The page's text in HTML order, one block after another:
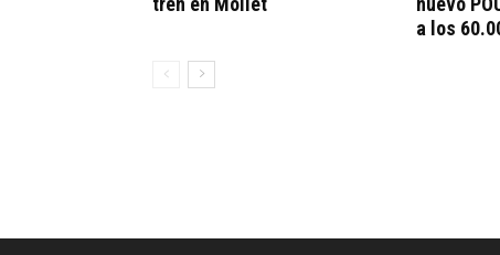
a los